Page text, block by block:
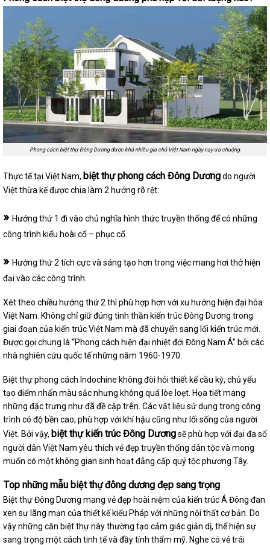
Phong cách biệt thự Đông Dương được khá nhiều gia chủ Việt Nam ngày nay ưa chuộng.
Thực tế tại Việt Nam, biệt thự phong cách Đông Dươngdo người
Việt thừa kế được chia làm 2 hướng rõ rệt:
» Hướng thứ 1 đi vào chủ nghĩa hình thức truyền thống để có những
công trình kiểu hoài cổ – phục cổ.
» Hướng thứ 2 tích cực và sáng tạo hơn trong việc mang hơi thở hiện
đại vào các công trình.
Xét theo chiều hướng thứ 2 thì phù hợp hơn với xu hướng hiện đại hóa
Việt Nam. Không chỉ giữ đúng tinh thần kiến trúc Đông Dương trong
giai đoạn của kiến trúc Việt Nam mà đã chuyển sang lối kiến trúc mới.
Được gọi chung là “Phong cách hiện đại nhiệt đới Đông Nam Á” bởi các
nhà nghiên cứu quốc tế những năm 1960-1970.
Biệt thự phong cách Indochine không đòi hỏi thiết kế cầu kỳ, chủ yếu
tạo điểm nhấn màu sắc nhưng không quá lòe loẹt. Họa tiết mang
những đặc trưng như đã đề cập trên. Các vật liệu sử dụng trong công
trình có độ bền cao, phù hợp với khí hậu cũng như lối sống của người
Việt. Bởi vậy, biệt thự kiến trúc Đông Dươngsẽ phù hợp với đại đa số
người dân Việt Nam yêu thích vẻ đẹp truyền thống dân tộc và mong
muốn có một không gian sinh hoạt đẳng cấp quý tộc phương Tây.
Top những mẫu biệt thự đông dương đẹp sang trọng
Biệt thự Đông Dương mang vẻ đẹp hoài niệm của kiến trúc Á Đông đan
xen sự lãng mạn của thiết kế kiểu Pháp với những nội thất cơ bản. Do
vậy những căn biệt thự này thường tạo cảm giác giản dị, thể hiện sự
sang trọng một cách tinh tế và đầy tính thẩm mỹ. Nghe có vẻ trái